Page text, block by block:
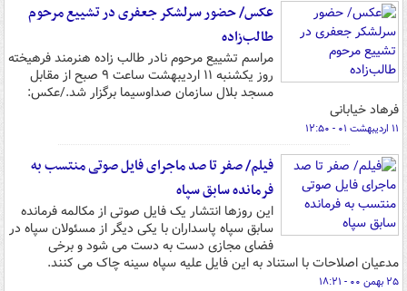
عکس/ حضور سرلشکر جعفری در تشییع مرحوم
طالب‌زاده
مراسم تشییع مرحوم نادر طالب زاده هنرمند فرهیخته
روز یکشنبه ۱۱ اردیبهشت ساعت ۹ صبح از مقابل
مسجد بلال سازمان صداوسیما برگزار شد./عکس:
فرهاد خیابانی
۱۱ اردیبهشت ۰۱ - ۱۲:۵۰
فیلم/ صفر تا صد ماجرای فایل صوتی منتسب به
فرمانده سابق سپاه
این روزها انتشار یک فایل صوتی از مکالمه فرمانده
سابق سپاه پاسداران با یکی دیگر از مسئولان سپاه در
فضای مجازی دست به دست می شود و برخی
مدعیان اصلاحات با استناد به این فایل علیه سپاه سینه چاک می کنند.
۲۵ بهمن ۰۰ - ۱۸:۲۱